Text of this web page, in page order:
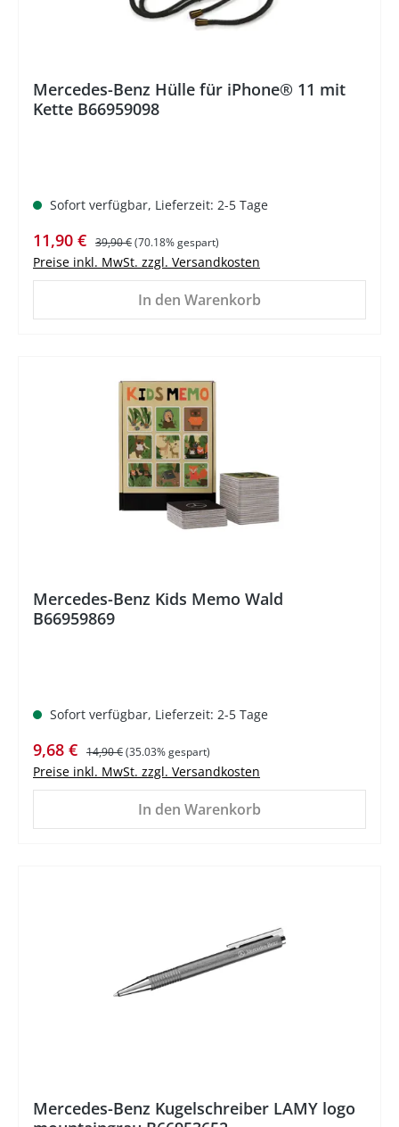
Mercedes-Benz Hülle für iPhone® 11 mit
Kette B66959098
Sofort verfügbar, Lieferzeit: 2-5 Tage
Verkaufspreis:
11,90 € Regulärer Preis:
39,90 €(70.18% gespart)
Preise inkl. MwSt. zzgl. Versandkosten
In den Warenkorb
Mercedes-Benz Kids Memo Wald
B66959869
Sofort verfügbar, Lieferzeit: 2-5 Tage
Verkaufspreis:
9,68 € Regulärer Preis:
14,90 €(35.03% gespart)
Preise inkl. MwSt. zzgl. Versandkosten
In den Warenkorb
Mercedes-Benz Kugelschreiber LAMY logo